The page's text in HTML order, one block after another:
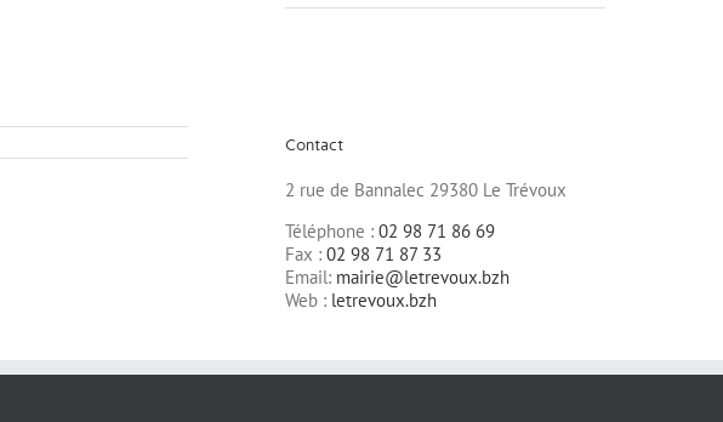
Contact
2 rue de Bannalec 29380 Le Trévoux
Téléphone : 02 98 71 86 69
Fax : 02 98 71 87 33
Email: mairie@letrevoux.bzh
Web : letrevoux.bzh